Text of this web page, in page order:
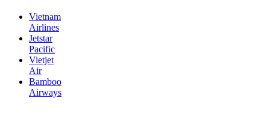
Vietnam
Airlines
Jetstar
Pacific
Vietjet
Air
Bamboo
Airways